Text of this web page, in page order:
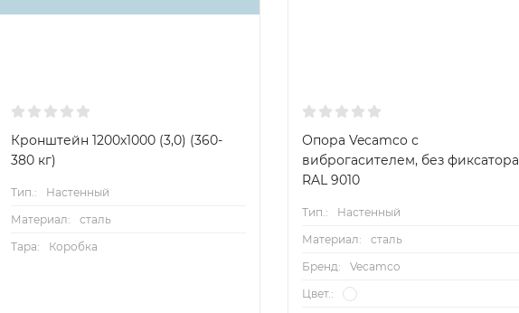
Кронштейн 1200х1000 (3,0) (360-
380 кг)
Тип.:
Настенный
Материал:
сталь
Тара:
Коробка
Опора Vecamco с
виброгасителем, без фиксатора
RAL 9010
Тип.:
Настенный
Материал:
сталь
Бренд:
Vecamco
Цвет.: